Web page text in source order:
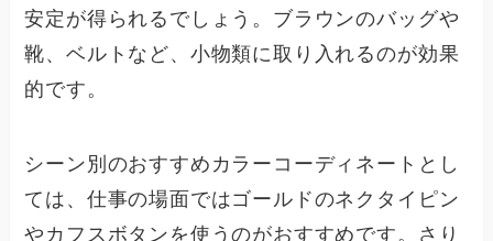
安定が得られるでしょう。ブラウンのバッグや
靴、ベルトなど、小物類に取り入れるのが効果
的です。
シーン別のおすすめカラーコーディネートとし
ては、仕事の場面ではゴールドのネクタイピン
やカフスボタンを使うのがおすすめです。さり